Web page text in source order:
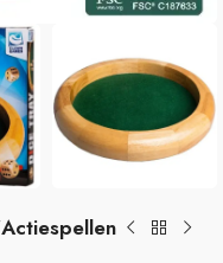
Actiespellen